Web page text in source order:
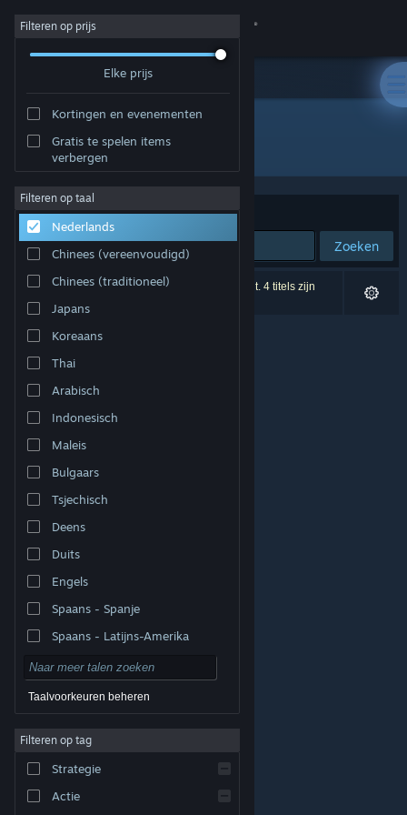
Inloggen
Community
Over
Ondersteuning
Taal wijzigen
Download de mobiele Steam-app
Desktopwebsite weergeven
© Valve Corporation. Alle rechten voorbehouden. Alle
handelsmerken zijn eigendom van hun respectieve
Privacybeleid|Juridische informatie
Toegankelijkheid
|
Terugbetalingen
Filteren op prijs
Elke prijs
Kortingen en evenementen
Gratis te spelen items
verbergen
Filteren op taal
Nederlands
Chinees (vereenvoudigd)
Chinees (traditioneel)
Japans
Koreaans
Thai
Arabisch
Indonesisch
Maleis
Bulgaars
Tsjechisch
Deens
Duits
Engels
Spaans - Spanje
Spaans - Latijns-Amerika
Taalvoorkeuren beheren
Filteren op tag
Strategie
Actie
Uitgever: Winged Fox
Sorteren op Relevantie
Zoeken
0 resultaten komen overeen met je zoekopdracht. 4 titels zijn
uitgesloten op basis van je voorkeuren.